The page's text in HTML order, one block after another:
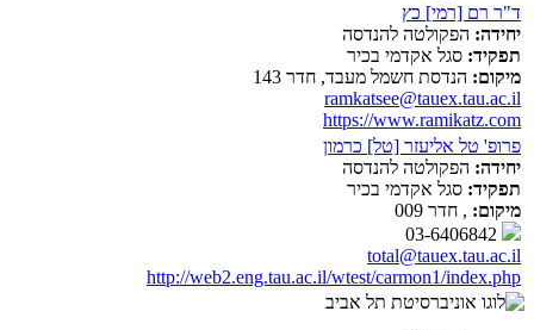
ד"ר רם [רמי] כץ
יחידה: הפקולטה להנדסה
תפקיד: סגל אקדמי בכיר
מיקום: הנדסת חשמל מעבד, חדר 143
ramkatsee@tauex.tau.ac.il
https://www.ramikatz.com
פרופ' טל אליעזר [טל] כרמון
יחידה: הפקולטה להנדסה
תפקיד: סגל אקדמי בכיר
מיקום: , חדר 009
total@tauex.tau.ac.il
http://web2.eng.tau.ac.il/wtest/carmon1/index.php